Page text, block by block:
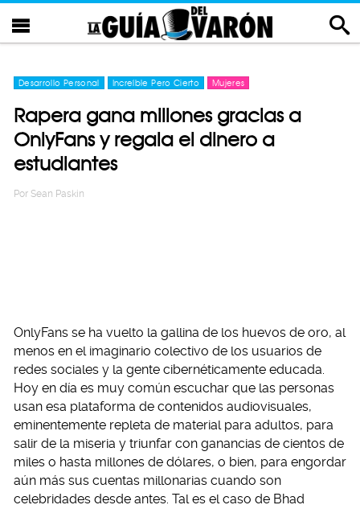
Desarrollo Personal Increíble Pero Cierto Mujeres
Rapera gana millones gracias a
OnlyFans y regala el dinero a
estudiantes
Por Sean Paskin
OnlyFans se ha vuelto la gallina de los huevos de oro, al
menos en el imaginario colectivo de los usuarios de
redes sociales y la gente cibernéticamente educada.
Hoy en día es muy común escuchar que las personas
usan esa plataforma de contenidos audiovisuales,
eminentemente repleta de material para adultos, para
salir de la miseria y triunfar con ganancias de cientos de
miles o hasta millones de dólares, o bien, para engordar
aún más sus cuentas millonarias cuando son
celebridades desde antes. Tal es el caso de Bhad